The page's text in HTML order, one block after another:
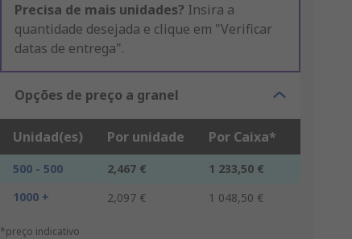
Precisa de mais unidades? Insira a
quantidade desejada e clique em "Verificar
datas de entrega".
Opções de preço a granel
Unidad(es) Por unidade Por Caixa*
500 - 500 2,467 €
1 233,50 €
1000 +
2,097 € 1 048,50 €
*preço indicativo